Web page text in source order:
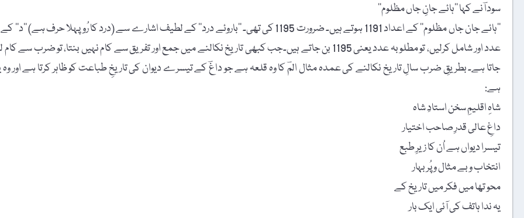
سوداؔ نے کہا ’’ہائے جانِ جاں مظلوم‘‘
عدد اور شامل کرلیں، تو مطلوبہ عدد یعنی 1195 بن جاتے ہیں۔جب کبھی تاریخ نکالنے میں جمع اور تفریق سے کام نہیں بنتا، تو ضرب سے کام
جاتا ہے۔ بطریقِ ضرب سالِ تاریخ نکالنے کی عمدہ مثال المؔ کا وہ قلعہ ہے جو داغؔ کے تیسرے دیوان کی تاریخِ طباعت کو ظاہر کرتا ہے اور وہ
ہے:
شاہِ اقلیمِ سخن استادِ شاہ
داغِ عالی قدرِ صاحب اختیار
تیسرا دیواں ہے اُن کا زیرِ طبع
انتخاب و بے مثال و پُربہار
محو تھا میں فکر میں تاریخ کے
یہ ندا ہاتف کی آئی ایک بار